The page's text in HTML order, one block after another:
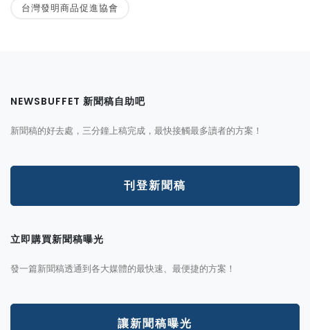
台灣發明商品促進協會
NEWSBUFFET 新聞稿自助吧
新聞稿的好去處，三分鐘上稿完成，最快接觸最多讀者的方案！
刊登新聞稿
立即購買新聞稿曝光
發一篇新聞稿透通到各大媒體的最快速、最便捷的方案！
讓新聞稿曝光